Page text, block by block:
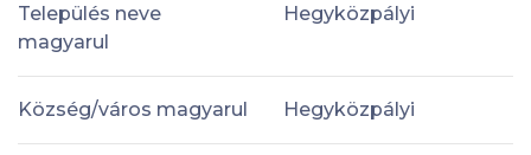
Település neve
magyarul
Hegyközpályi
Község/város magyarul Hegyközpályi